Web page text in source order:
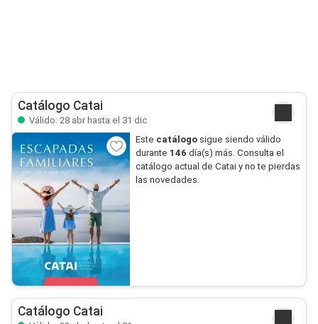
Catálogo Catai
Válido: 28 abr hasta el 31 dic
Este catálogosigue siendo válido
durante 146 día(s) más. Consulta el
catálogo actual de Catai y no te pierdas
las novedades.
Catálogo Catai